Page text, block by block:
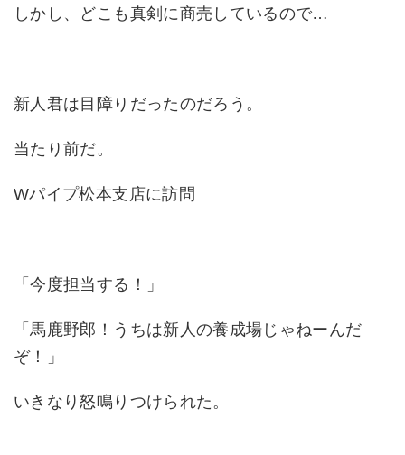
しかし、どこも真剣に商売しているので…
新人君は目障りだったのだろう。
当たり前だ。
Wパイプ松本支店に訪問
「今度担当する！」
「馬鹿野郎！うちは新人の養成場じゃねーんだ
ぞ！」
いきなり怒鳴りつけられた。